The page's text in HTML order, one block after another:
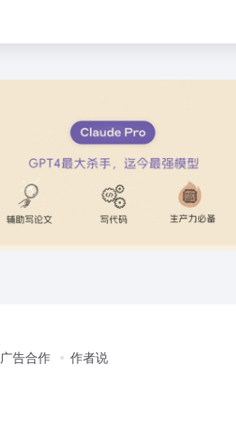
广告合作 作者说